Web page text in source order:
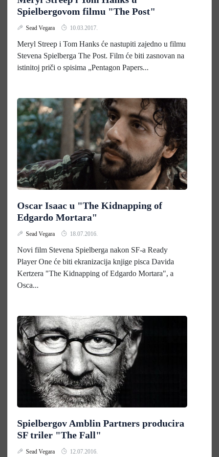
Spielbergovom filmu "The Post"
Sead Vegara 10.03.2017.
Meryl Streep i Tom Hanks će nastupiti zajedno u filmu
Stevena Spielberga The Post. Film će biti zasnovan na
istinitoj priči o spisima „Pentagon Papers...
Oscar Isaac u "The Kidnapping of
Edgardo Mortara"
Sead Vegara 18.07.2016.
Novi film Stevena Spielberga nakon SF-a Ready
Player One će biti ekranizacija knjige pisca Davida
Kertzera "The Kidnapping of Edgardo Mortara", a
Osca...
Spielbergov Amblin Partners producira
SF triler "The Fall"
Sead Vegara 12.07.2016.